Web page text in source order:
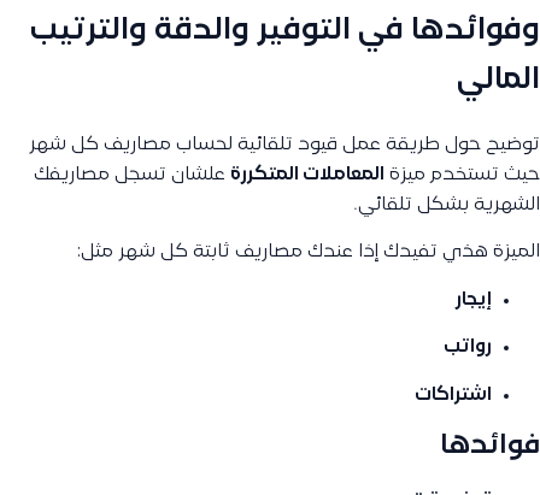
وفوائدها في التوفير والدقة والترتيب
المالي
توضيح حول طريقة عمل قيود تلقائية لحساب مصاريف كل شهر
حيث تستخدم ميزة المعاملات المتكررة علشان تسجل مصاريفك
الشهرية بشكل تلقائي.
الميزة هذي تفيدك إذا عندك مصاريف ثابتة كل شهر مثل:
إيجار
رواتب
اشتراكات
فوائدها